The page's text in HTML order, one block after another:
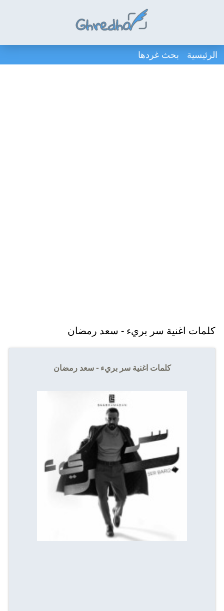
الرئيسية بحث غردها
كلمات اغنية سر بريء - سعد رمضان
كلمات اغنية سر بريء - سعد رمضان